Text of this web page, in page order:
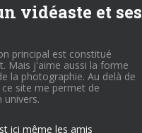
vidéaste et ses
principal est constitué
Mais j'aime aussi la forme
la photographie. Au delà de
site me permet de
ici même les amis